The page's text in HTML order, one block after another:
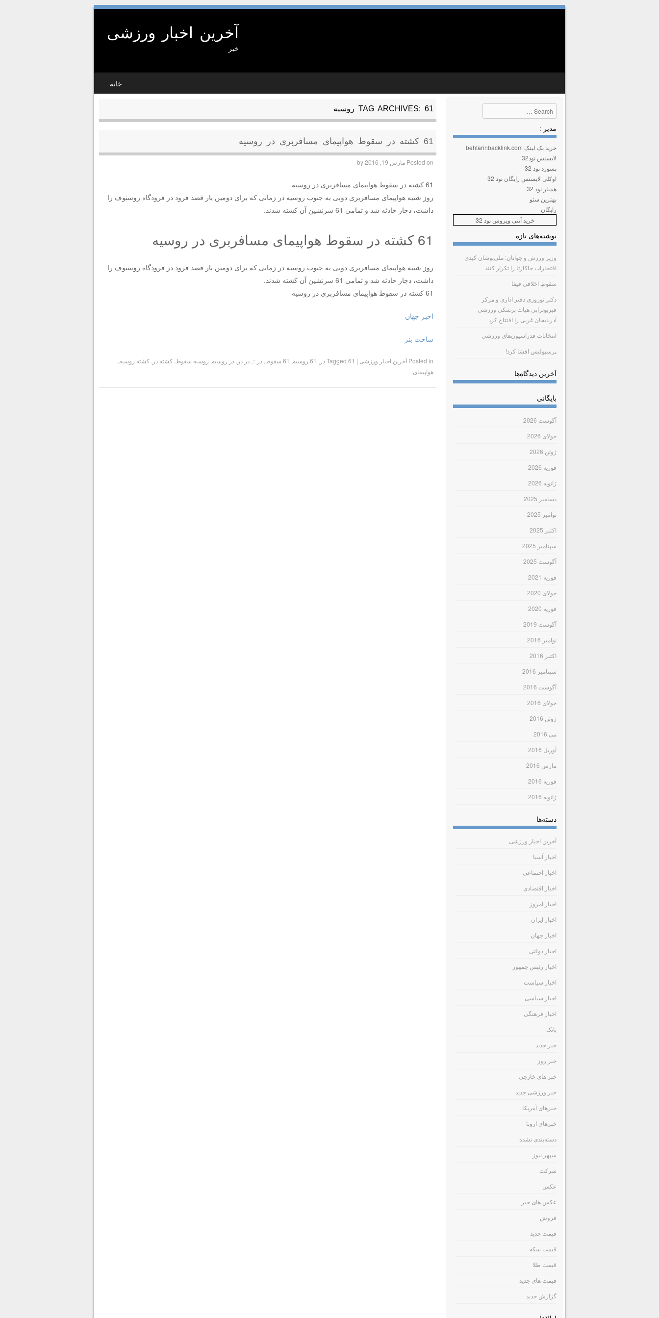
آخرین اخبار ورزشی
خبر
MENU
خانه
TAG ARCHIVES: 61 روسیه
61 کشته در سقوط هواپیمای مسافربری در روسیه
Posted on مارس 19, 2016 by
61 کشته در سقوط هواپیمای مسافربری در روسیه
روز شنبه هواپیمای مسافربری دوبی به جنوب روسیه در زمانی که برای دومین بار قصد فرود در فرودگاه روستوف را
داشت، دچار حادثه شد و تمامی 61 سرنشین آن کشته شدند.
61 کشته در سقوط هواپیمای مسافربری در روسیه
روز شنبه هواپیمای مسافربری دوبی به جنوب روسیه در زمانی که برای دومین بار قصد فرود در فرودگاه روستوف را
داشت، دچار حادثه شد و تمامی 61 سرنشین آن کشته شدند.
61 کشته در سقوط هواپیمای مسافربری در روسیه
اخبر جهان
ساخت بنر
Posted in آخرین اخبار ورزشی |
Tagged 61 در 61 روسیه 61 سقوط ,در :: ,در در ,در روسیه روسیه سقوط ,کشته در ,کشته روسیه
هواپیمای
Search
مدیر :
خرید بک لینک behtarinbacklink.com
لایسنس نود32
پسورد نود 32
اوکلی لایسنس رایگان نود 32
همیار نود 32
بهترین سئو
رایگان
خرید آنتی ویروس نود 32
نوشته‌های تازه
وزیر ورزش و جوانان: ملی‌پوشان کبدی
افتخارات جاکارتا را تکرار کنند
سقوطِ اخلاقی فیفا
دکتر نوروزی دفتر اداری و مرکز
فیزیوتراپی هیات پزشکی ورزشی
آذربایجان غربی را افتتاح کرد
انتخابات فدراسیون‌های ورزشی
پرسپولیس افشا کرد!
آخرین دیدگاه‌ها
بایگانی
آگوست 2026
جولای 2026
ژوئن 2026
فوریه 2026
ژانویه 2026
دسامبر 2025
نوامبر 2025
اکتبر 2025
سپتامبر 2025
آگوست 2025
فوریه 2021
جولای 2020
فوریه 2020
آگوست 2019
نوامبر 2016
اکتبر 2016
سپتامبر 2016
آگوست 2016
جولای 2016
ژوئن 2016
می 2016
آوریل 2016
مارس 2016
فوریه 2016
ژانویه 2016
دسته‌ها
آخرین اخبار ورزشی
اخبار آسیا
اخبار اجتماعی
اخبار اقتصادی
اخبار امروز
اخبار ایران
اخبار جهان
اخبار دولتی
اخبار رئیس جمهور
اخبار سیاست
اخبار سیاسی
اخبار فرهنگی
بانک
خبر جدید
خبر روز
خبر های خارجی
خبر ورزشی جدید
خبرهای آمریکا
خبرهای اروپا
دسته‌بندی نشده
سپهر نیوز
شرکت
عکس
عکس های خبر
فروش
قیمت جدید
قیمت سکه
قیمت طلا
قیمت های جدید
گزارش جدید